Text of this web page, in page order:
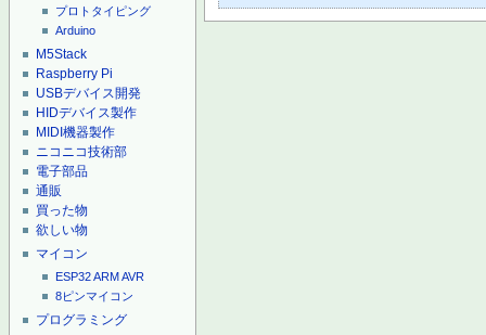
プロトタイピング
Arduino
M5Stack
Raspberry Pi
USBデバイス開発
HIDデバイス製作
MIDI機器製作
ニコニコ技術部
電子部品
通販
買った物
欲しい物
マイコン
ESP32ARMAVR
8ピンマイコン
プログラミング